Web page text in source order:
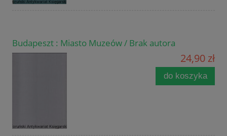
Budapeszt : Miasto Muzeów / Brak autora
24,90 zł
do koszyka